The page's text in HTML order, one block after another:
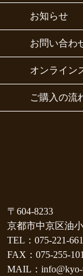
お知らせ
お問い合わ
オンライン
ご購入の流
〒604-8233
京都市中京区油
TEL：075-221-
FAX：075-255-
MAIL：info@kyo-